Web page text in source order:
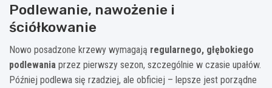
Podlewanie, nawożenie i
ściółkowanie
Nowo posadzone krzewy wymagają regularnego, głębokiego
podlewania przez pierwszy sezon, szczególnie w czasie upałów.
Później podlewa się rzadziej, ale obficiej – lepsze jest porządne